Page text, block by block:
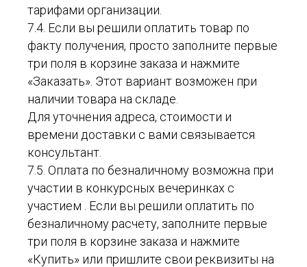
тарифами организации.
7.4. Если вы решили оплатить товар по
факту получения, просто заполните первые
три поля в корзине заказа и нажмите
«Заказать». Этот вариант возможен при
наличии товара на складе.
Для уточнения адреса, стоимости и
времени доставки с вами связывается
консультант.
7.5. Оплата по безналичному возможна при
участии в конкурсных вечеринках с
участием . Если вы решили оплатить по
безналичному расчету, заполните первые
три поля в корзине заказа и нажмите
«Купить» или пришлите свои реквизиты на